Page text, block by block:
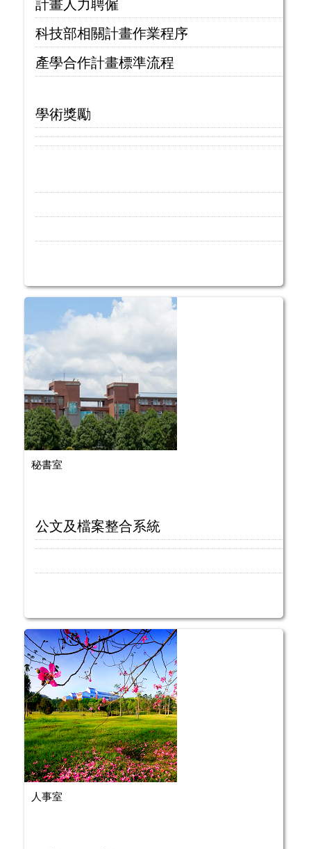
計畫人力聘僱
科技部相關計畫作業程序
產學合作計畫標準流程
學術獎勵
秘書室
公文及檔案整合系統
人事室